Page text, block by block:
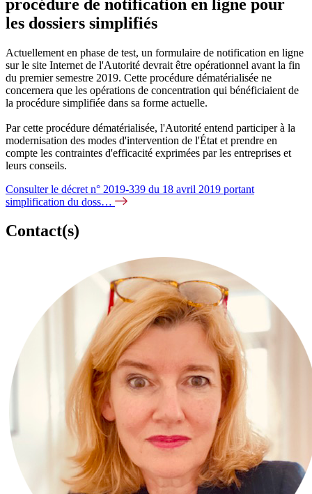
procédure de notification en ligne pour
les dossiers simplifiés
Actuellement en phase de test, un formulaire de notification en ligne
sur le site Internet de l'Autorité devrait être opérationnel avant la fin
du premier semestre 2019. Cette procédure dématérialisée ne
concernera que les opérations de concentration qui bénéficiaient de
la procédure simplifiée dans sa forme actuelle.
Par cette procédure dématérialisée, l'Autorité entend participer à la
modernisation des modes d'intervention de l'État et prendre en
compte les contraintes d'efficacité exprimées par les entreprises et
leurs conseils.
Consulter le décret n° 2019-339 du 18 avril 2019 portant
simplification du doss…
Contact(s)